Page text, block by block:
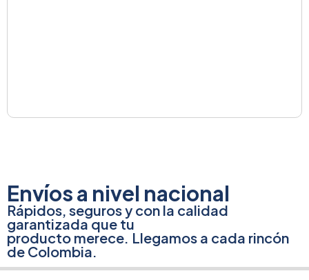
Envíos a nivel nacional
Rápidos, seguros y con la calidad
garantizada que tu
producto merece. Llegamos a cada rincón
de Colombia.